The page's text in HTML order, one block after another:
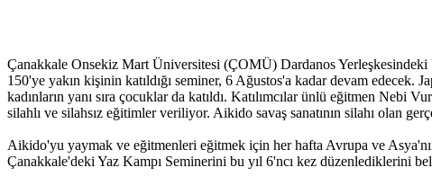
Çanakkale Onsekiz Mart Üniversitesi (ÇOMÜ) Dardanos
150'ye yakın kişinin katıldığı seminer, 6 Ağustos'a kadar devam edecek.
kadınların yanı sıra çocuklar da katıldı. Katılımcılar ünlü eğitmen
silahlı ve silahsız eğitimler veriliyor. Aikido savaş sanatının silahı olan
Aikido'yu yaymak ve eğitmenleri eğitmek için her hafta Avrupa ve
Çanakkale'deki Yaz Kampı Seminerini bu yıl 6'ncı kez düzenlediklerini